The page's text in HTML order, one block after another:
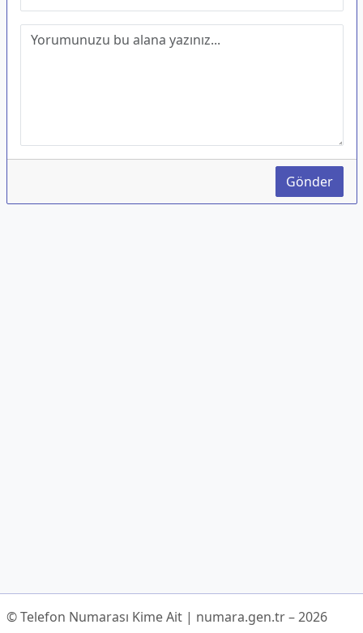
Gönder
© Telefon Numarası Kime Ait | numara.gen.tr – 2026